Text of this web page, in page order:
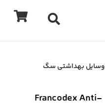
وسایل بهداشتی سگ
Francodex Anti-